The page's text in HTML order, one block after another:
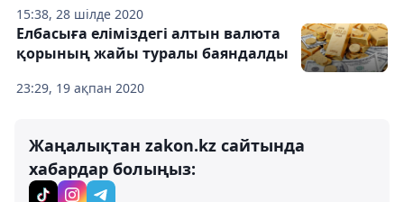
15:38, 28 шілде 2020
23:29, 19 ақпан 2020
Елбасыға еліміздегі алтын валюта
қорының жайы туралы баяндалды
Жаңалықтан zakon.kz сайтында
хабардар болыңыз: